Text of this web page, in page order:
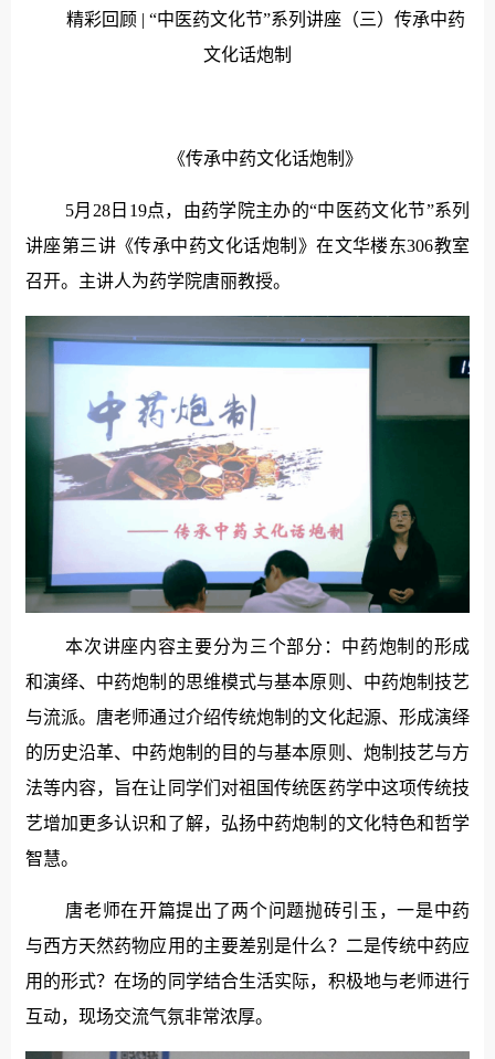
精彩回顾 | “中医药文化节”系列讲座（三）传承中药
文化话炮制
《传承中药文化话炮制》
5月28日19点，由药学院主办的“中医药文化节”系列
讲座第三讲《传承中药文化话炮制》在文华楼东306教室
召开。主讲人为药学院唐丽教授。
本次讲座内容主要分为三个部分：中药炮制的形成
和演绎、中药炮制的思维模式与基本原则、中药炮制技艺
与流派。唐老师通过介绍传统炮制的文化起源、形成演绎
的历史沿革、中药炮制的目的与基本原则、炮制技艺与方
法等内容，旨在让同学们对祖国传统医药学中这项传统技
艺增加更多认识和了解，弘扬中药炮制的文化特色和哲学
智慧。
唐老师在开篇提出了两个问题抛砖引玉，一是中药
与西方天然药物应用的主要差别是什么？二是传统中药应
用的形式？在场的同学结合生活实际，积极地与老师进行
互动，现场交流气氛非常浓厚。